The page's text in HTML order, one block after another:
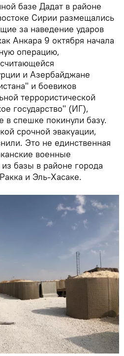
базе Дадат в районе
Сирии размещались
за наведение ударов
Анкара 9 октября начала
операцию,
и Азербайджане
и боевиков
террористической
государство" (ИГ),
в спешке покинули базу.
срочной эвакуации,
Это не единственная
военные
базы в районе города
и Эль-Хасаке.